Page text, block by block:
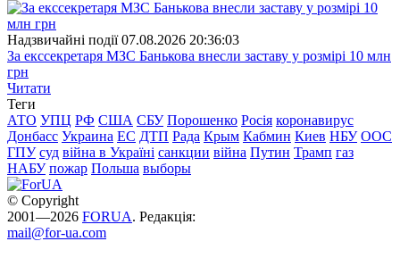
Надзвичайні події 07.08.2026 20:36:03
За екссекретаря МЗС Банькова внесли заставу у розмірі 10 млн
грн
Читати
Теги
АТО УПЦ РФ США СБУ Порошенко Росія коронавирус
Донбасс Украина ЕС ДТП Рада Крым Кабмин Киев НБУ ООС
ГПУ суд війна в Україні санкции війна Путин Трамп газ
НАБУ пожар Польша выборы
© Copyright
2001—2026 FORUA. Редакція:
mail@for-ua.com